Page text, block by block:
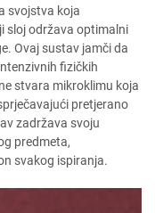
svojstva koja
sloj održava optimalni
Ovaj sustav jamči da
fizičkih
stvara mikroklimu koja
pretjerano
zadržava svoju
predmeta,
svakog ispiranja.